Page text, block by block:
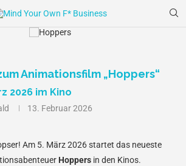
Animationsfilm „Hoppers“
2026 im Kino
13. Februar 2026
Am 5. März 2026 startet das neueste
Hoppers in den Kinos.